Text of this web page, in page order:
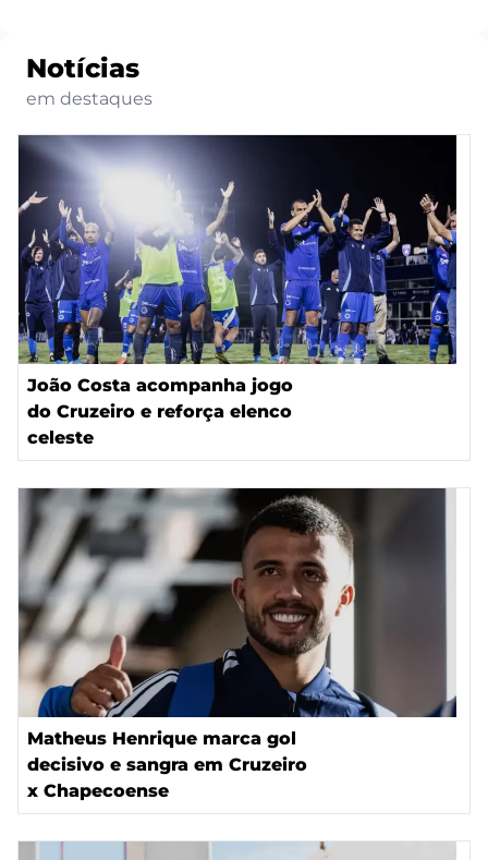
Notícias
em destaques
João Costa acompanha jogo
do Cruzeiro e reforça elenco
celeste
Matheus Henrique marca gol
decisivo e sangra em Cruzeiro
x Chapecoense